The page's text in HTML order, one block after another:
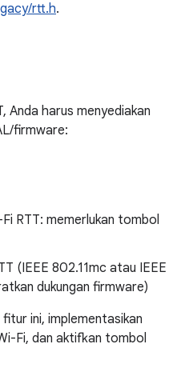
rtt.h.
Anda harus menyediakan
firmware:
RTT: memerlukan tombol
(IEEE 802.11mc atau IEEE
dukungan firmware)
ini, implementasikan
Fi, dan aktifkan tombol